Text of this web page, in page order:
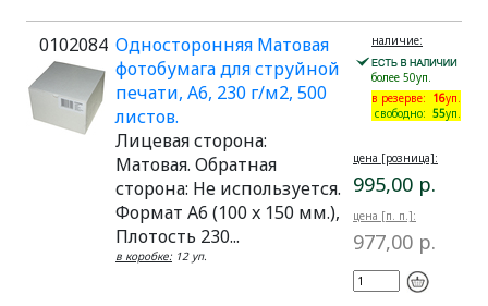
0102084 Односторонняя Матовая
фотобумага для струйной
печати, A6, 230 г/м2, 500
листов.
Лицевая сторона:
Матовая. Обратная
сторона: Не используется.
Формат A6 (100 x 150 мм.),
Плотость 230...
в коробке: 12 уп.
наличие:
более 50уп.
в резерве: 16уп.
свободно: 55уп.
цена [розница]:
995,00 р.
цена [п. п.]:
977,00 р.